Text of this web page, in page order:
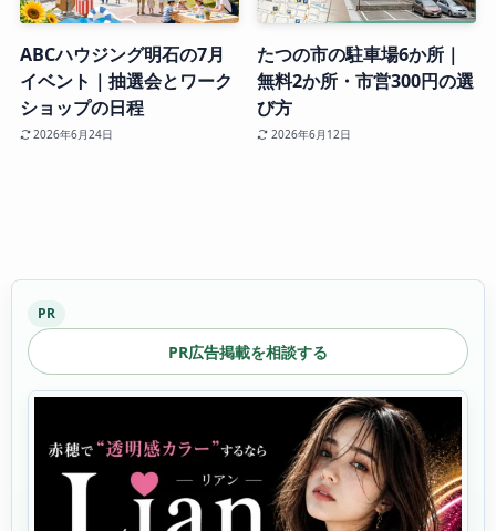
ABCハウジング明石の7月
イベント｜抽選会とワーク
ショップの日程
2026年6月24日
たつの市の駐車場6か所｜
無料2か所・市営300円の選
び方
2026年6月12日
PR
PR広告掲載を相談する